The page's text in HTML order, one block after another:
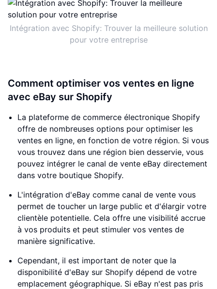
Intégration avec Shopify: Trouver la meilleure solution
pour votre entreprise
Comment optimiser vos ventes en ligne
avec eBay sur Shopify
La plateforme de commerce électronique Shopify
offre de nombreuses options pour optimiser les
ventes en ligne, en fonction de votre région. Si vous
vous trouvez dans une région bien desservie, vous
pouvez intégrer le canal de vente eBay directement
dans votre boutique Shopify.
L'intégration d'eBay comme canal de vente vous
permet de toucher un large public et d'élargir votre
clientèle potentielle. Cela offre une visibilité accrue
à vos produits et peut stimuler vos ventes de
manière significative.
Cependant, il est important de noter que la
disponibilité d'eBay sur Shopify dépend de votre
emplacement géographique. Si eBay n'est pas pris